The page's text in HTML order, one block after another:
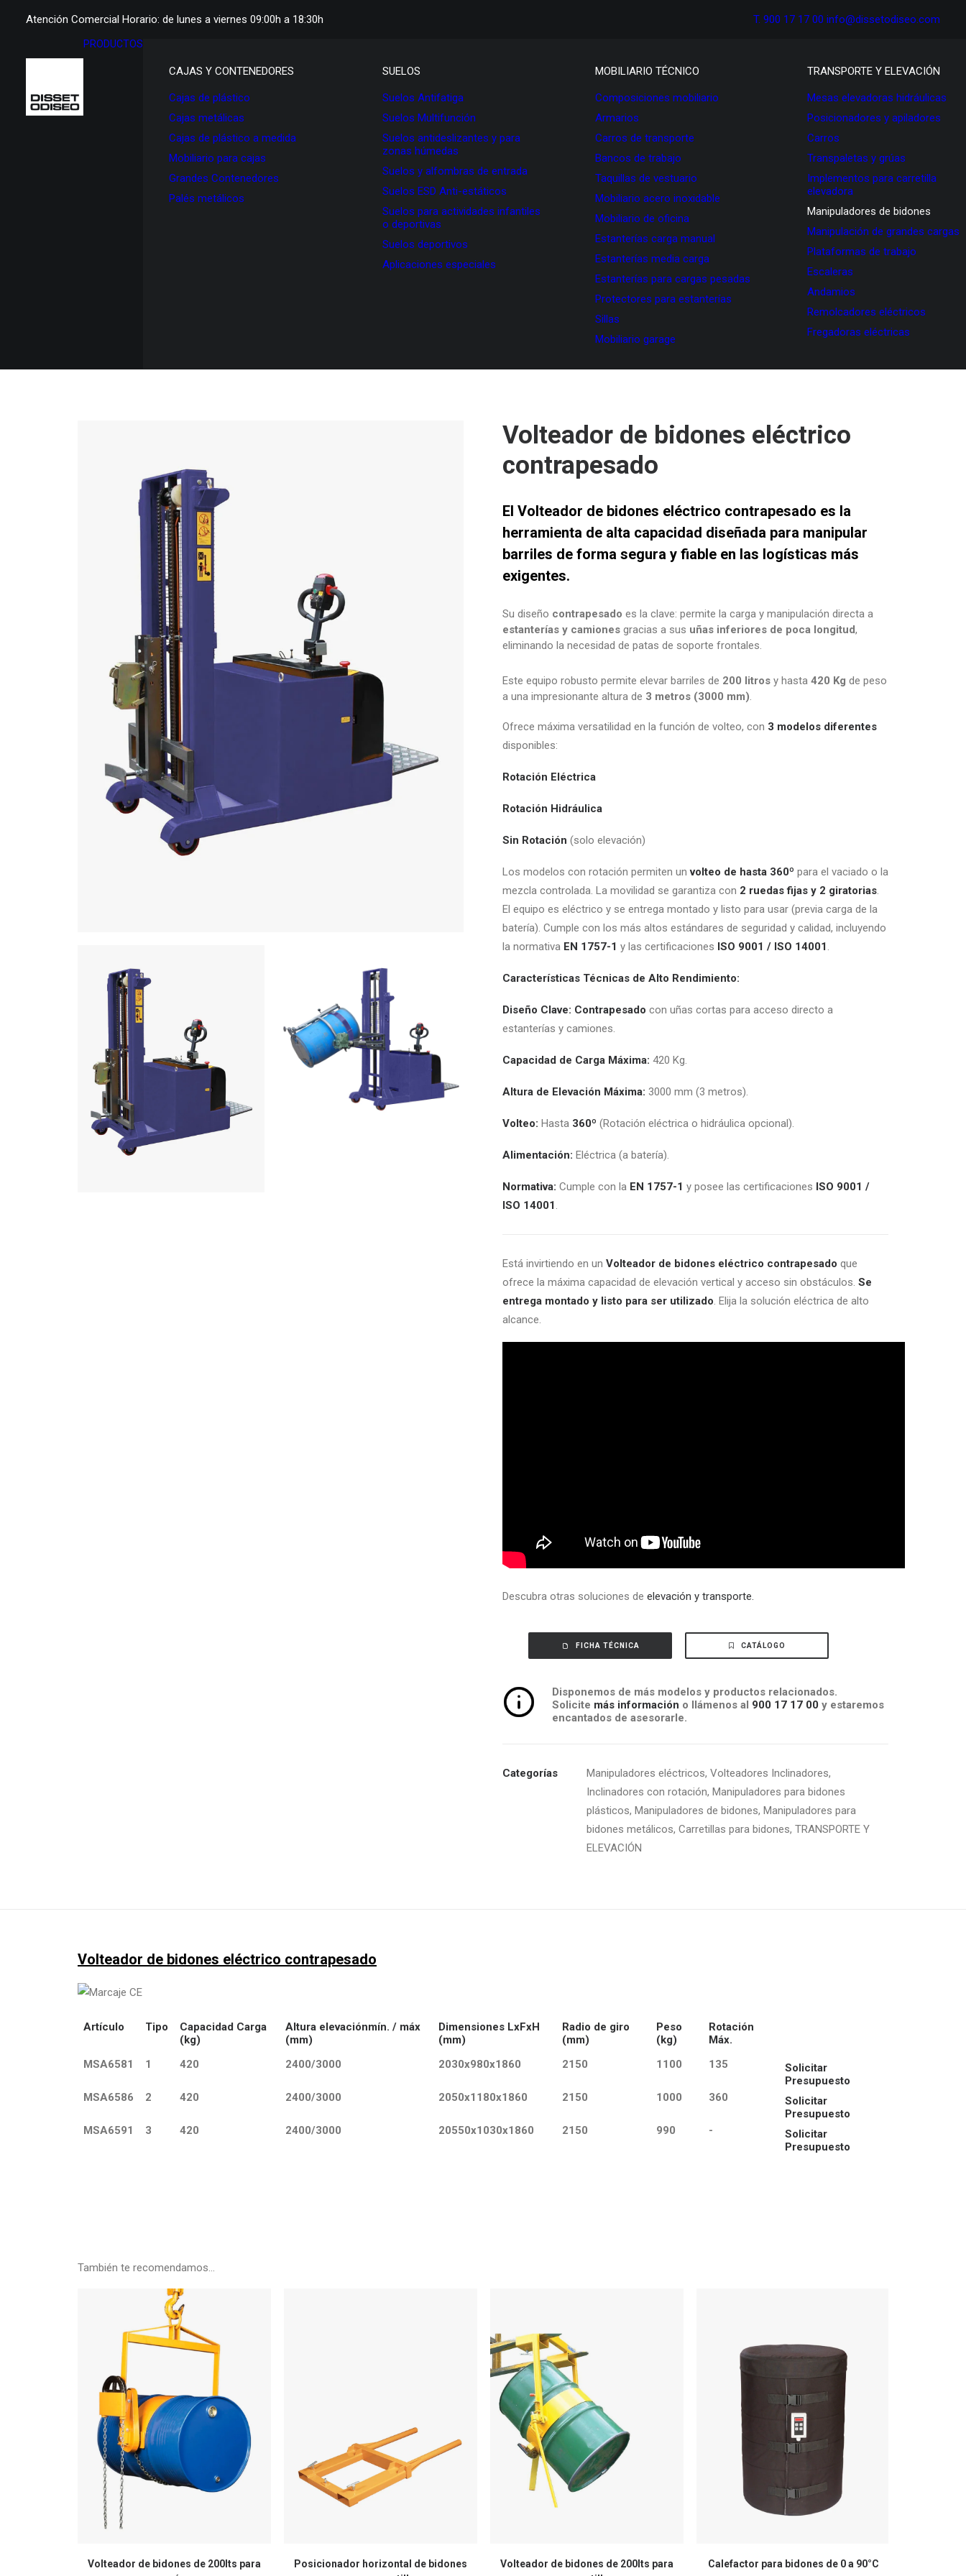
Atención Comercial Horario: de lunes a viernes 09:00h a 18:30h T. 900 17 17 00 info@dissetodiseo.com
PRODUCTOS
CAJAS Y CONTENEDORES
Cajas de plástico
Cajas metálicas
Cajas de plástico a medida
Mobiliario para cajas
Grandes Contenedores
Palés metálicos
SUELOS
Suelos Antifatiga
Suelos Multifunción
Suelos antideslizantes y para
zonas húmedas
Suelos y alfombras de entrada
Suelos ESD Anti-estáticos
Suelos para actividades infantiles
o deportivas
Suelos deportivos
Aplicaciones especiales
MOBILIARIO TÉCNICO
Composiciones mobiliario
Armarios
Carros de transporte
Bancos de trabajo
Taquillas de vestuario
Mobiliario acero inoxidable
Mobiliario de oficina
Estanterías carga manual
Estanterías media carga
Estanterías para cargas pesadas
Protectores para estanterías
Sillas
Mobiliario garage
TRANSPORTE Y ELEVACIÓN
Mesas elevadoras hidráulicas
Posicionadores y apiladores
Carros
Transpaletas y grúas
Implementos para carretilla
elevadora
Manipuladores de bidones
Manipulación de grandes cargas
Plataformas de trabajo
Escaleras
Andamios
Remolcadores eléctricos
Fregadoras eléctricas
Volteador de bidones eléctrico
contrapesado
El Volteador de bidones eléctrico contrapesado es la
herramienta de alta capacidad diseñada para manipular
barriles de forma segura y fiable en las logísticas más
exigentes.
Su diseño contrapesado es la clave: permite la carga y manipulación directa a
estanterías y camiones gracias a sus uñas inferiores de poca longitud,
eliminando la necesidad de patas de soporte frontales.
Este equipo robusto permite elevar barriles de 200 litros y hasta 420 Kg de peso
a una impresionante altura de 3 metros (3000 mm).
Ofrece máxima versatilidad en la función de volteo, con 3 modelos diferentes
disponibles:
Rotación Eléctrica
Rotación Hidráulica
Sin Rotación (solo elevación)
Los modelos con rotación permiten unvolteo de hasta 360º para el vaciado o la
mezcla controlada. La movilidad se garantiza con 2 ruedas fijas y 2 giratorias.
El equipo es eléctrico y se entrega montado y listo para usar (previa carga de la
batería). Cumple con los más altos estándares de seguridad y calidad, incluyendo
la normativa EN 1757-1 y las certificaciones ISO 9001 / ISO 14001 .
Características Técnicas de Alto Rendimiento:
Diseño Clave: Contrapesado con uñas cortas para acceso directo a
estanterías y camiones.
Capacidad de Carga Máxima: 420 Kg.
Altura de Elevación Máxima: 3000 mm (3 metros).
Volteo: Hasta 360º (Rotación eléctrica o hidráulica opcional).
Alimentación: Eléctrica (a batería).
Normativa: Cumple con la EN 1757-1 y posee las certificaciones ISO 9001 /
ISO 14001 .
Está invirtiendo en un Volteador de bidones eléctrico contrapesado que
ofrece la máxima capacidad de elevación vertical y acceso sin obstáculos. Se
entrega montado y listo para ser utilizado. Elija la solución eléctrica de alto
alcance.
Descubra otras soluciones de elevación y transporte.
FICHA TÉCNICA CATÁLOGO
Disponemos de más modelos y productos relacionados.
Solicite más información o llámenos al 900 17 17 00 y estaremos
encantados de asesorarle.
Categorías Manipuladores eléctricos, Volteadores Inclinadores,
Inclinadores con rotación, Manipuladores para bidones
plásticos, Manipuladores de bidones, Manipuladores para
bidones metálicos, Carretillas para bidones, TRANSPORTE Y
ELEVACIÓN
Volteador de bidones eléctrico contrapesado
Artículo Tipo
Capacidad Carga
(kg)
Altura elevaciónmín. / máx
(mm)
Dimensiones LxFxH
(mm)
Radio de giro
(mm)
Peso
(kg)
Rotación
Máx.
MSA6581
1 420 2400/3000 2030x980x1860 2150 1100 135
Solicitar
Presupuesto
MSA6586
2 420 2400/3000 2050x1180x1860 2150 1000 360
Solicitar
Presupuesto
MSA6591
3 420 2400/3000 20550x1030x1860 2150 990 -
Solicitar
Presupuesto
También te recomendamos…
Volteador de bidones de 200lts para
Posicionador horizontal de bidones
Volteador de bidones de 200lts para
Calefactor para bidones de 0 a 90°C